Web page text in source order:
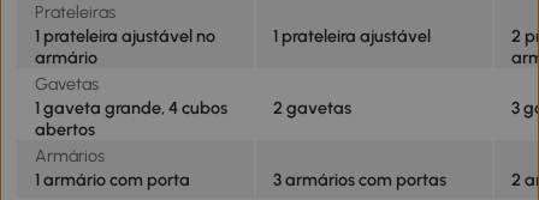
Prateleiras
1 prateleira ajustável no
armário
1 prateleira ajustável
2
Gavetas
1 gaveta grande, 4 cubos
abertos
2 gavetas 3
Armários
1 armário com porta
3 armários com portas
2